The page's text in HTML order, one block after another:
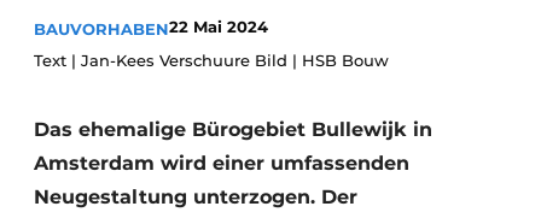
Podcasts
Datenschutz / Cookie-Erklärung
Ein Stellenangebot registrieren
Freie Stellen
Glas
Modularer Aufbau
BAUVORHABEN22 Mai 2024
Text | Jan-Kees Verschuure Bild | HSB Bouw
Das ehemalige Bürogebiet Bullewijk in
Amsterdam wird einer umfassenden
Neugestaltung unterzogen. Der